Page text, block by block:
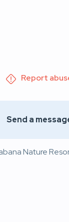
Report
Send a